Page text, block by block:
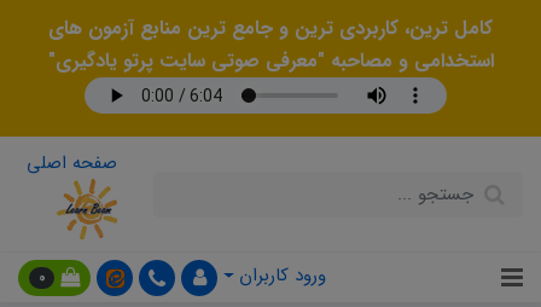
کامل ترین، کاربردی ترین و جامع ترین منابع آزمون های
استخدامی و مصاحبه "معرفی صوتی سایت پرتو یادگیری"
صفحه اصلی
ورود کاربران 0